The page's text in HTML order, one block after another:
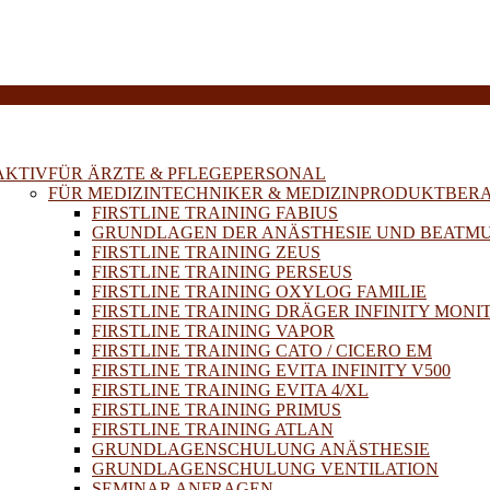
FÜR ÄRZTE & PFLEGEPERSONAL
FÜR MEDIZINTECHNIKER &
FIRSTLINE TRAINING FABIUS
GRUNDLAGEN DER ANÄSTHESIE UND
FIRSTLINE TRAINING ZEUS
FIRSTLINE TRAINING PERSEUS
FIRSTLINE TRAINING OXYLOG FAMILIE
FIRSTLINE TRAINING DRÄGER INFINITY
FIRSTLINE TRAINING VAPOR
FIRSTLINE TRAINING CATO / CICERO EM
FIRSTLINE TRAINING EVITA INFINITY V500
FIRSTLINE TRAINING EVITA 4/XL
FIRSTLINE TRAINING PRIMUS
FIRSTLINE TRAINING ATLAN
GRUNDLAGENSCHULUNG ANÄSTHESIE
GRUNDLAGENSCHULUNG VENTILATION